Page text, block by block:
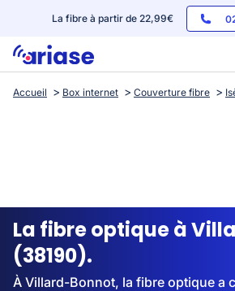
La fibre à partir de 22,99€
Box internet
Streaming
Accueil Box internet Couverture fibre
La fibre optique à
(38190).
À Villard-Bonnot, la fibre optique a